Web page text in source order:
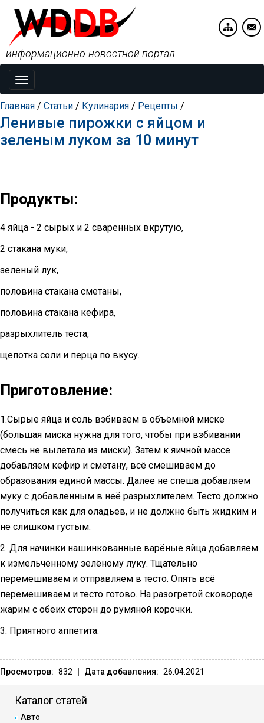
Toggle
navigation
информационно-новостной портал
Главная / Статьи / Кулинария / Рецепты /
Ленивые пирожки с яйцом и
зеленым луком за 10 минут
Продукты:
4 яйца - 2 сырых и 2 сваренных вкрутую,
2 стакана муки,
зеленый лук,
половина стакана сметаны,
половина стакана кефира,
разрыхлитель теста,
щепотка соли и перца по вкусу.
Приготовление:
1.Сырые яйца и соль взбиваем в объёмной миске
(большая миска нужна для того, чтобы при взбивании
смесь не вылетала из миски). Затем к яичной массе
добавляем кефир и сметану, всё смешиваем до
образования единой массы. Далее не спеша добавляем
муку с добавленным в неё разрыхлителем. Тесто должно
получиться как для оладьев, и не должно быть жидким и
не слишком густым.
2. Для начинки нашинкованные варёные яйца добавляем
к измельчённому зелёному луку. Тщательно
перемешиваем и отправляем в тесто. Опять всё
перемешиваем и тесто готово. На разогретой сковороде
жарим с обеих сторон до румяной корочки.
3. Приятного аппетита.
Просмотров: 832 Дата добавления: 26.04.2021
Каталог статей
Авто